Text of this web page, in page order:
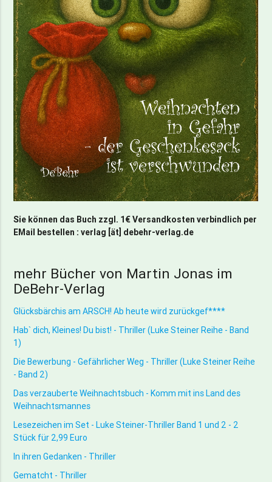
Sie können das Buch zzgl. 1€ Versandkosten verbindlich per
EMail bestellen : verlag [ät] debehr-verlag.de
mehr Bücher von Martin Jonas im
DeBehr-Verlag
Glücksbärchis am ARSCH! Ab heute wird zurückgef****
Hab` dich, Kleines! Du bist! - Thriller (Luke Steiner Reihe - Band
1)
Die Bewerbung - Gefährlicher Weg - Thriller (Luke Steiner Reihe
- Band 2)
Das verzauberte Weihnachtsbuch - Komm mit ins Land des
Weihnachtsmannes
Lesezeichen im Set - Luke Steiner-Thriller Band 1 und 2 - 2
Stück für 2,99 Euro
In ihren Gedanken - Thriller
Gematcht - Thriller